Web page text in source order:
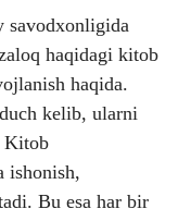
savodxonligida
haqidagi kitob
haqida.
kelib, ularni
Kitob
ishonish,
Bu esa har bir